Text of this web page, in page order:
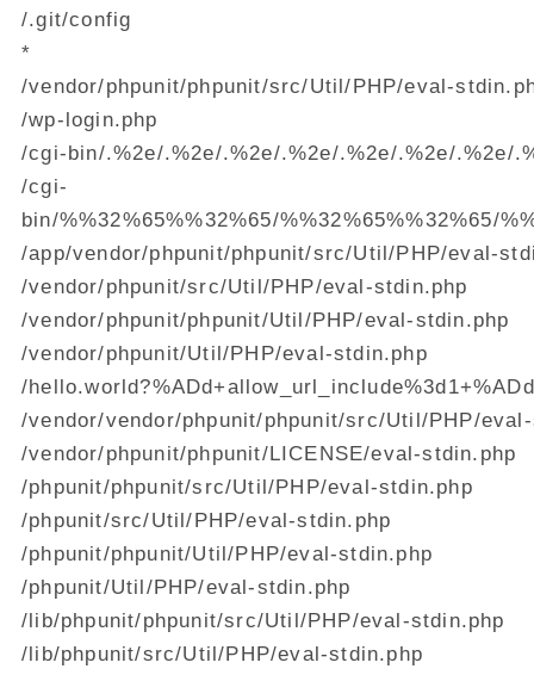
/.git/config
*
/vendor/phpunit/phpunit/src/Util/PHP/eval-
/wp-login.php
/cgi-bin/.%2e/.%2e/.%2e/.%2e/.%2e/.%2e/.%2e/
/cgi-
bin/%%32%65%%32%65/%%32%65%%32%65/
/app/vendor/phpunit/phpunit/src/Util/PHP/eval-
/vendor/phpunit/src/Util/PHP/eval-stdin.php
/vendor/phpunit/phpunit/Util/PHP/eval-stdin.php
/vendor/phpunit/Util/PHP/eval-stdin.php
/
/vendor/vendor/phpunit/phpunit/src/Util/PHP/
/vendor/phpunit/phpunit/LICENSE/eval-stdin.php
/phpunit/phpunit/src/Util/PHP/eval-stdin.php
/phpunit/src/Util/PHP/eval-stdin.php
/phpunit/phpunit/Util/PHP/eval-stdin.php
/phpunit/Util/PHP/eval-stdin.php
/lib/phpunit/phpunit/src/Util/PHP/eval-stdin.php
/lib/phpunit/src/Util/PHP/eval-stdin.php